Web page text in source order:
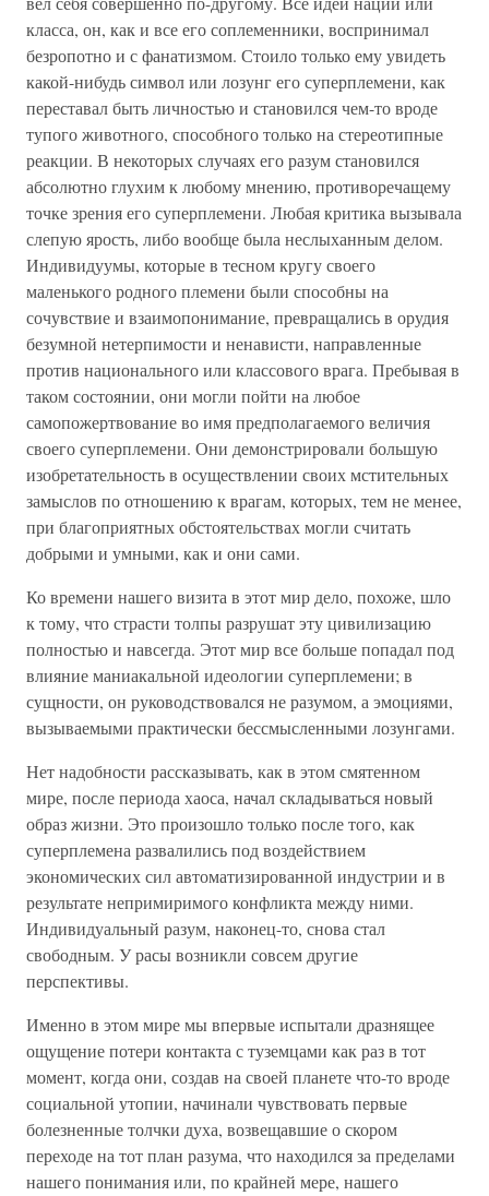
класса, он, как и все его соплеменники, воспринимал
безропотно и с фанатизмом. Стоило только ему увидеть
какой-нибудь символ или лозунг его суперплемени, как
переставал быть личностью и становился чем-то вроде
тупого животного, способного только на стереотипные
реакции. В некоторых случаях его разум становился
абсолютно глухим к любому мнению, противоречащему
точке зрения его суперплемени. Любая критика вызывала
слепую ярость, либо вообще была неслыханным делом.
Индивидуумы, которые в тесном кругу своего
маленького родного племени были способны на
сочувствие и взаимопонимание, превращались в орудия
безумной нетерпимости и ненависти, направленные
против национального или классового врага. Пребывая в
таком состоянии, они могли пойти на любое
самопожертвование во имя предполагаемого величия
своего суперплемени. Они демонстрировали большую
изобретательность в осуществлении своих мстительных
замыслов по отношению к врагам, которых, тем не менее,
при благоприятных обстоятельствах могли считать
добрыми и умными, как и они сами.
Ко времени нашего визита в этот мир дело, похоже, шло
к тому, что страсти толпы разрушат эту цивилизацию
полностью и навсегда. Этот мир все больше попадал под
влияние маниакальной идеологии суперплемени; в
сущности, он руководствовался не разумом, а эмоциями,
вызываемыми практически бессмысленными лозунгами.
Нет надобности рассказывать, как в этом смятенном
мире, после периода хаоса, начал складываться новый
образ жизни. Это произошло только после того, как
суперплемена развалились под воздействием
экономических сил автоматизированной индустрии и в
результате непримиримого конфликта между ними.
Индивидуальный разум, наконец-то, снова стал
свободным. У расы возникли совсем другие
перспективы.
Именно в этом мире мы впервые испытали дразнящее
ощущение потери контакта с туземцами как раз в тот
момент, когда они, создав на своей планете что-то вроде
социальной утопии, начинали чувствовать первые
болезненные толчки духа, возвещавшие о скором
переходе на тот план разума, что находился за пределами
нашего понимания или, по крайней мере, нашего